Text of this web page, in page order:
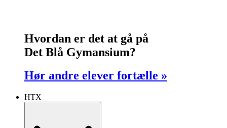
Hvordan er det at gå på
Det Blå Gymansium?
Hør andre elever fortælle »
HTX